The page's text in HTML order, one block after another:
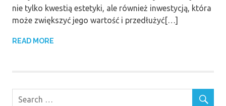
nie tylko kwestią estetyki, ale również inwestycją, która
może zwiększyć jego wartość i przedłużyć[…]
READ MORE